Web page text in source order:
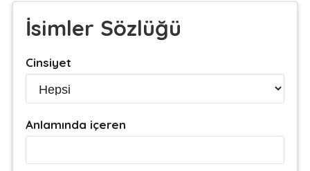
İsimler Sözlüğü
Cinsiyet
Anlamında içeren